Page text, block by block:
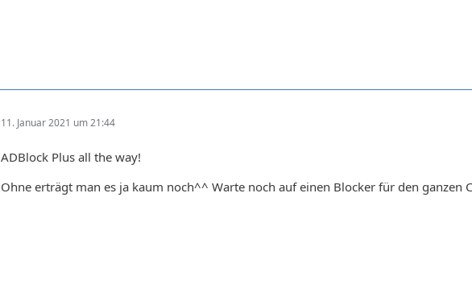
11. Januar 2021 um 21:44
ADBlock Plus all the way!
Ohne erträgt man es ja kaum noch^^ Warte noch auf einen Blocker für den ganzen